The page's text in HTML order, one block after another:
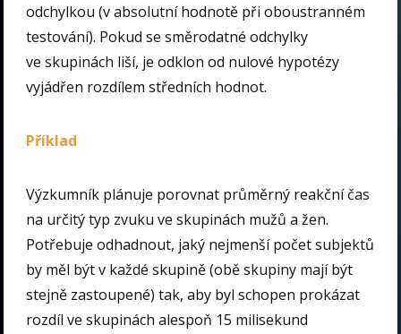
odchylkou (v absolutní hodnotě při oboustranném
testování). Pokud se směrodatné odchylky
ve skupinách liší, je odklon od nulové hypotézy
vyjádřen rozdílem středních hodnot.
Příklad
Výzkumník plánuje porovnat průměrný reakční čas
na určitý typ zvuku ve skupinách mužů a žen.
Potřebuje odhadnout, jaký nejmenší počet subjektů
by měl být v každé skupině (obě skupiny mají být
stejně zastoupené) tak, aby byl schopen prokázat
rozdíl ve skupinách alespoň 15 milisekund